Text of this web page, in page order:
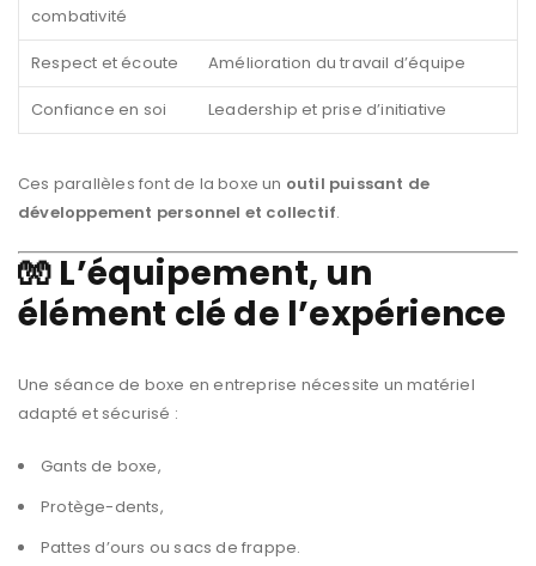
combativité
Respect et écoute Amélioration du travail d’équipe
Confiance en soi Leadership et prise d’initiative
Ces parallèles font de la boxe un outil puissant de
développement personnel et collectif.
🧤 L’équipement, un
élément clé de l’expérience
Une séance de boxe en entreprise nécessite un matériel
adapté et sécurisé :
Gants de boxe,
Protège-dents,
Pattes d’ours ou sacs de frappe.